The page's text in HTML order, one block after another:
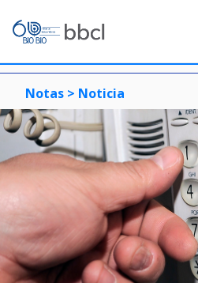
Notas > Noticia